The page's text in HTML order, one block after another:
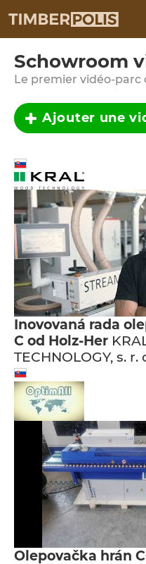
Schowroom
Ajouter une
Inovovaná rada
C od Holz-Her
TECHNOLOGY, s. r.
Olepovačka hrán